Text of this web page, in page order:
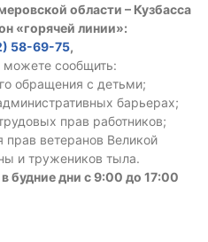
области – Кузбасса
«горячей линии»:
58-69-75,
сообщить:
обращения с детьми;
барьерах;
прав работников;
ветеранов Великой
и тружеников тыла.
будние дни с 9:00 до 17:00